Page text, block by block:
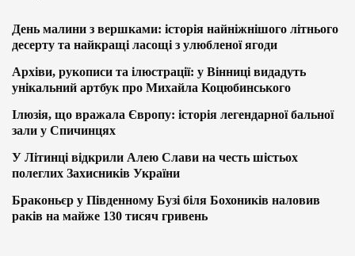
День малини з вершками: історія найніжнішого літнього
десерту та найкращі ласощі з улюбленої ягоди
Архіви, рукописи та ілюстрації: у Вінниці видадуть
унікальний артбук про Михайла Коцюбинського
Ілюзія, що вражала Європу: історія легендарної бальної
зали у Спичинцях
У Літинці відкрили Алею Слави на честь шістьох
полеглих Захисників України
Браконьєр у Південному Бузі біля Бохоників наловив
раків на майже 130 тисяч гривень